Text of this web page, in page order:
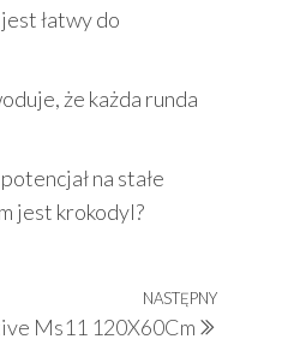
łatwy do
że każda runda
na stałe
jest krokodyl?
Następny
NASTĘPNY
Ms11 120X60Cm